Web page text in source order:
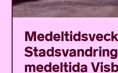
medeltida